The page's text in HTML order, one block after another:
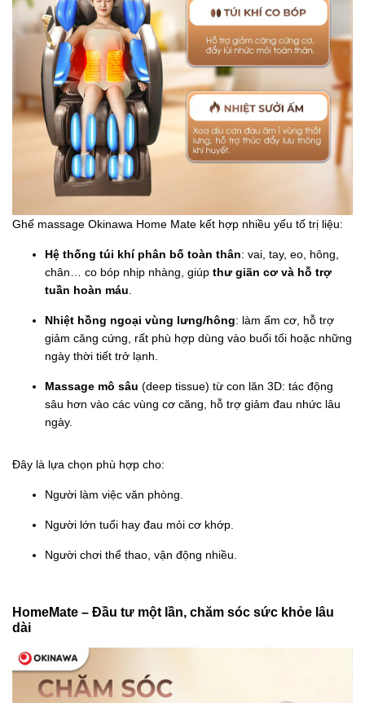
Ghế massage Okinawa Home Mate kết hợp nhiều yếu tố trị liệu:
Hệ thống túi khí phân bố toàn thân: vai, tay, eo, hông,
chân… co bóp nhịp nhàng, giúp thư giãn cơ và hỗ trợ
tuần hoàn máu.
Nhiệt hồng ngoại vùng lưng/hông: làm ấm cơ, hỗ trợ
giảm căng cứng, rất phù hợp dùng vào buổi tối hoặc những
ngày thời tiết trở lạnh.
Massage mô sâu (deep tissue) từ con lăn 3D: tác động
sâu hơn vào các vùng cơ căng, hỗ trợ giảm đau nhức lâu
ngày.
Đây là lựa chọn phù hợp cho:
Người làm việc văn phòng.
Người lớn tuổi hay đau mỏi cơ khớp.
Người chơi thể thao, vận động nhiều.
HomeMate – Đầu tư một lần, chăm sóc sức khỏe lâu
dài